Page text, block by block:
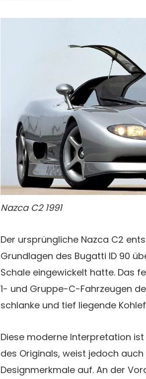
Nazca C2 1991
Der ursprüngliche Nazca C2
Grundlagen des Bugatti ID 90
Schale eingewickelt hatte. Das
1- und Gruppe-C-Fahrzeugen
schlanke und tief liegende
Diese moderne Interpretation
des Originals, weist jedoch
Designmerkmale auf. An der